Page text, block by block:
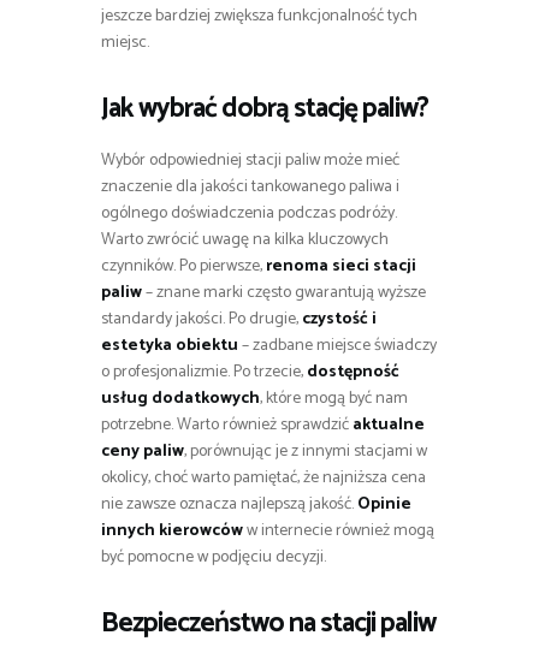
jeszcze bardziej zwiększa funkcjonalność tych
miejsc.
Jak wybrać dobrą stację paliw?
Wybór odpowiedniej stacji paliw może mieć
znaczenie dla jakości tankowanego paliwa i
ogólnego doświadczenia podczas podróży.
Warto zwrócić uwagę na kilka kluczowych
czynników. Po pierwsze,renoma sieci stacji
paliw– znane marki często gwarantują wyższe
standardy jakości. Po drugie,czystość i
estetyka obiektu– zadbane miejsce świadczy
o profesjonalizmie. Po trzecie,dostępność
usług dodatkowych, które mogą być nam
potrzebne. Warto również sprawdzićaktualne
ceny paliw, porównując je z innymi stacjami w
okolicy, choć warto pamiętać, że najniższa cena
nie zawsze oznacza najlepszą jakość.Opinie
innych kierowcóww internecie również mogą
być pomocne w podjęciu decyzji.
Bezpieczeństwo na stacji paliw